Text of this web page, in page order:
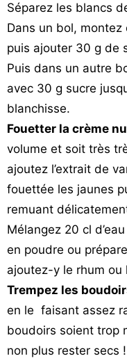
Séparez les blancs
Dans un bol,
puis ajouter 30 g de
Puis dans un autre
avec 30 g sucre
blanchisse.
Fouetter la crème
volume et soit très
ajoutez l’extrait de
fouettée les jaunes
remuant
Mélangez 20 cl
en poudre ou
ajoutez-y le rhum ou
Trempez les
en le faisant assez
boudoirs soient trop
non plus rester secs